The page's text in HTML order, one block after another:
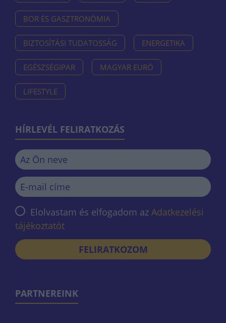
BOR ÉS GASZTRONÓMIA
BIZTOSÍTÁSI TUDATOSSÁG ENERGETIKA
EGÉSZSÉGIPAR MAGYAR EURÓ
LIFESTYLE
HÍRLEVÉL FELIRATKOZÁS
Elolvastam és elfogadom az Adatkezelési
tájékoztatót
FELIRATKOZOM
PARTNEREINK